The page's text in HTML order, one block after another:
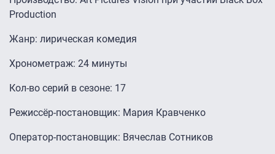
Production
Жанр: лирическая комедия
Хронометраж: 24 минуты
Кол-во серий в сезоне: 17
Режиссёр-постановщик: Мария Кравченко
Оператор-постановщик: Вячеслав Сотников